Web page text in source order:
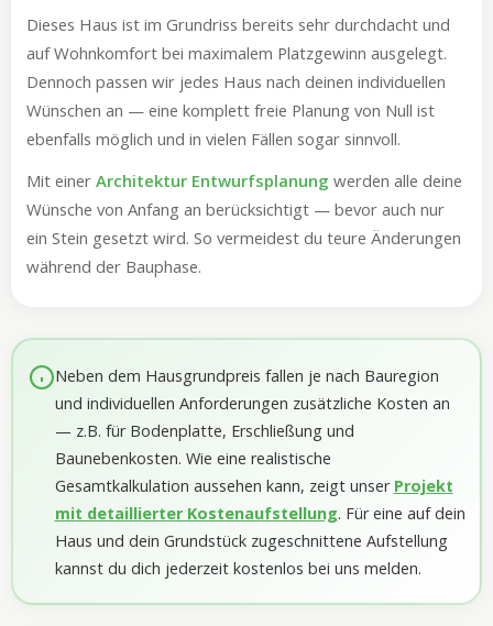
Dieses Haus ist im Grundriss bereits sehr durchdacht und
auf Wohnkomfort bei maximalem Platzgewinn ausgelegt.
Dennoch passen wir jedes Haus nach deinen individuellen
Wünschen an — eine komplett freie Planung von Null ist
ebenfalls möglich und in vielen Fällen sogar sinnvoll.
Mit einer Architektur Entwurfsplanung werden alle deine
Wünsche von Anfang an berücksichtigt — bevor auch nur
ein Stein gesetzt wird. So vermeidest du teure Änderungen
während der Bauphase.
Neben dem Hausgrundpreis fallen je nach Bauregion
und individuellen Anforderungen zusätzliche Kosten an
— z.B. für Bodenplatte, Erschließung und
Baunebenkosten. Wie eine realistische
Gesamtkalkulation aussehen kann, zeigt unser Projekt
mit detaillierter Kostenaufstellung. Für eine auf dein
Haus und dein Grundstück zugeschnittene Aufstellung
kannst du dich jederzeit kostenlos bei uns melden.